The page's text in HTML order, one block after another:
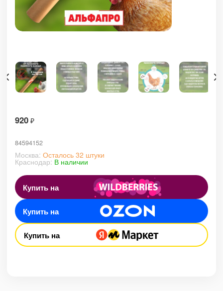
920 ₽
84594152
Москва: Осталось 32 штуки
Краснодар: В наличии
Купить на
Купить на
Купить на